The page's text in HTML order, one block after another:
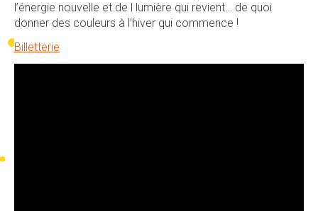
l’énergie nouvelle et de l lumière qui revient… de quoi
donner des couleurs à l’hiver qui commence !
Billetterie